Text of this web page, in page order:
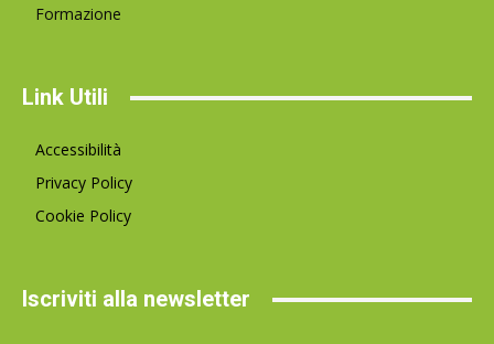
Formazione
Link Utili
Accessibilità
Privacy Policy
Cookie Policy
Iscriviti alla newsletter